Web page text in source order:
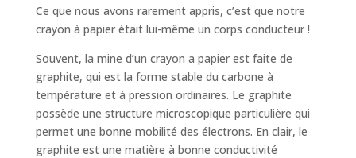
Ce que nous avons rarement appris, c’est que notre
crayon à papier était lui-même un corps conducteur !
Souvent, la mine d’un crayon a papier est faite de
graphite, qui est la forme stable du carbone à
température et à pression ordinaires. Le graphite
possède une structure microscopique particulière qui
permet une bonne mobilité des électrons. En clair, le
graphite est une matière à bonne conductivité